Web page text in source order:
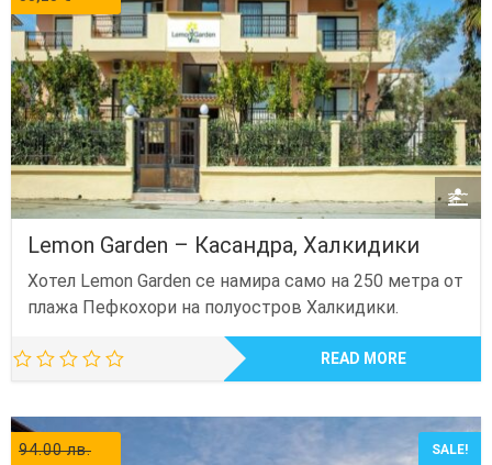
Lemon Garden – Касандра, Халкидики
Хотел Lemon Garden се намира само на 250 метра от
плажа Пефкохори на полуостров Халкидики.
READ MORE
94.00лв. SALE!